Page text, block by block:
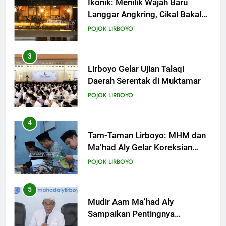
Lirboyo Gelar Ujian Talaqi
Daerah Serentak di Muktamar
POJOK LIRBOYO
4
Tam-Taman Lirboyo: MHM dan
Ma’had Aly Gelar Koreksian
Kitab Semester Ganjil
POJOK LIRBOYO
5
Mudir Aam Ma’had Aly
Sampaikan Pentingnya
Mempelajari Ilmu Hadis Dalam
POJOK LIRBOYO
6
Dauroh Ilmiah Ma’had Aly
Lirboyo Bahas Metode